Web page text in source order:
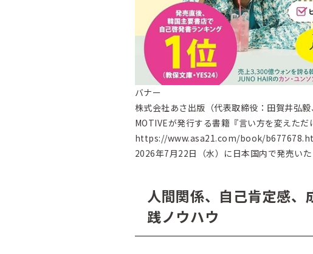
バナー
株式会社あさ出版（代表取締役：田賀井弘
MOTIVEが発行する書籍『言い方を変えただ
https://www.asa21.com/book/
2026年7月22日（水）に日本国内で発売いた
人間関係、自己肯定感、
践ノウハウ